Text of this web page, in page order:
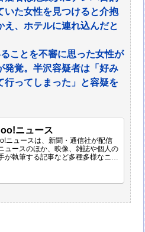
いた女性を見つけると介抱
え、ホテルに連れ込んだと
ことを不審に思った女性が
発覚。半沢容疑者は「好み
行ってしまった」と容疑を
ニュース
ニュースは、新聞・通信社が配信
ュースのほか、映像、雑誌や個人の
が執筆する記事など多種多様なニュ